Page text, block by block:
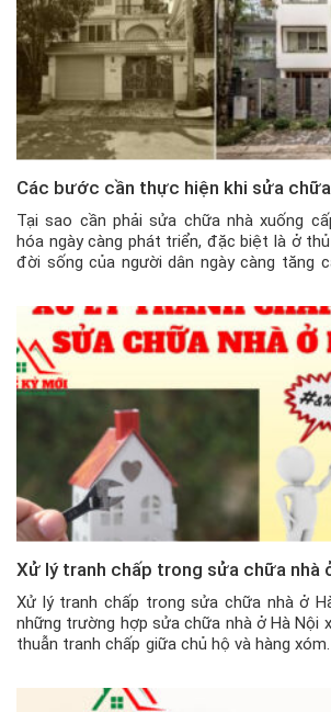
Các bước cần thực hiện khi sửa
Tại sao cần phải sửa chữa nhà xuống
hóa ngày càng phát triển, đặc biệt là ở
đời sống của người dân ngày càng tăng
bảo […]
Xử lý tranh chấp trong sửa chữa nhà
Xử lý tranh chấp trong sửa chữa nhà ở
những trường hợp sửa chữa nhà ở Hà Nội
thuẫn tranh chấp giữa chủ hộ và hàng